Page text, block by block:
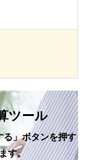
ツール
る」ボタンを押す
す。